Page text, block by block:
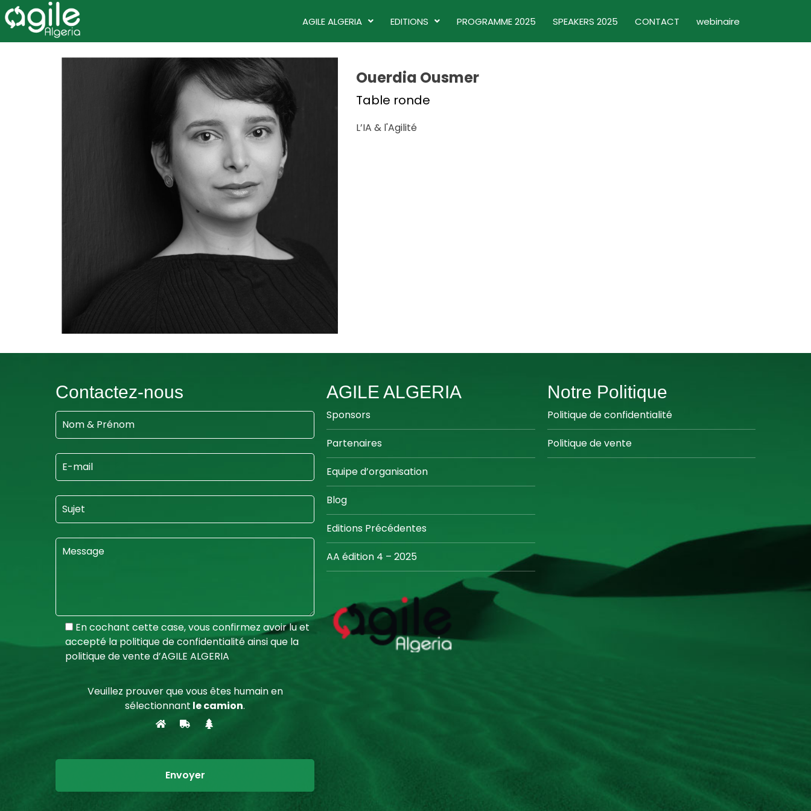
AGILE ALGERIA EDITIONS PROGRAMME 2025 SPEAKERS 2025 CONTACT webinaire
Ouerdia Ousmer
Table ronde
L’IA & l'Agilité
Contactez-nous
En cochant cette case, vous confirmez avoir lu et
accepté la politique de confidentialité ainsi que la
politique de vente d’AGILE ALGERIA
Veuillez prouver que vous êtes humain en
sélectionnant le camion.
AGILE ALGERIA
Sponsors
Partenaires
Equipe d’organisation
Blog
Editions Précédentes
AA édition 4 – 2025
Notre Politique
Politique de confidentialité
Politique de vente